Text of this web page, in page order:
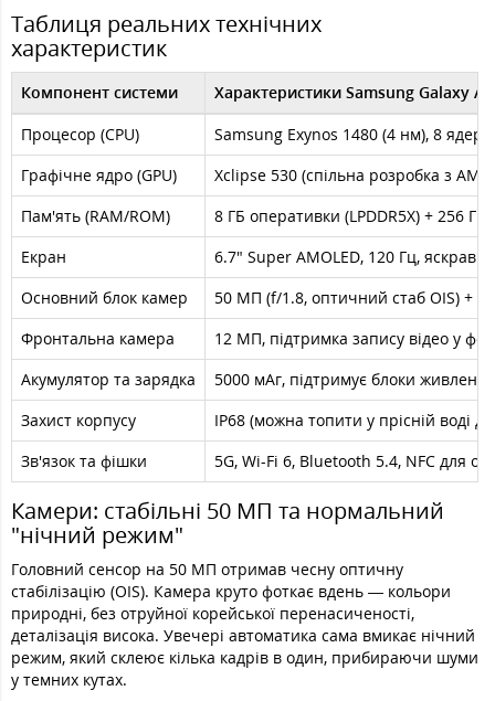
Таблиця реальних технічних
характеристик
Компонент системи
Характеристики Samsung Galaxy
Процесор (CPU)
Samsung Exynos 1480 (4 нм), 8 ядер,
Графічне ядро (GPU)
Xclipse 530 (спільна розробка з AMD
Пам'ять (RAM/ROM)
8 ГБ оперативки (LPDDR5X) + 256 ГБ
Екран
6.7" Super AMOLED, 120 Гц,
Основний блок камер
50 МП (f/1.8, оптичний стаб OIS) +
Фронтальна камера
12 МП, підтримка запису відео у
Акумулятор та зарядка
5000 мАг, підтримує блоки
Захист корпусу
IP68 (можна топити у прісній воді
Зв'язок та фішки
5G, Wi-Fi 6, Bluetooth 5.4, NFC для
Камери: стабільні 50 МП та нормальний
"нічний режим"
Головний сенсор на 50 МП отримав чесну оптичну
стабілізацію (OIS). Камера круто фоткає вдень — кольори
природні, без отруйної корейської перенасиченості,
деталізація висока. Увечері автоматика сама вмикає нічний
режим, який склеює кілька кадрів в один, прибираючи шуми
у темних кутах.